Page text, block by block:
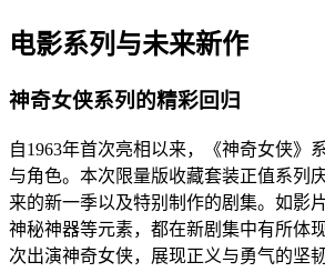
电影系列与未来新作
神奇女侠系列的精彩回归
自1963年首次亮相以来，《神奇女侠》
与角色。本次限量版收藏套装正值系列
来的新一季以及特别制作的剧集。如影
神秘神器等元素，都在新剧集中有所体
次出演神奇女侠，展现正义与勇气的坚韧